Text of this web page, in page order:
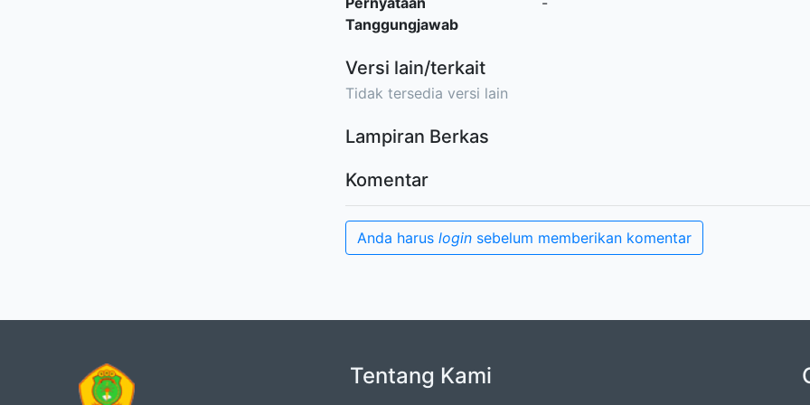
Tanggungjawab
Versi lain/terkait
Tidak tersedia versi lain
Lampiran Berkas
Komentar
Anda harus login sebelum memberikan komentar
Tentang Kami